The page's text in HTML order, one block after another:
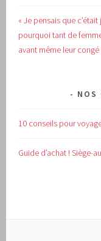
« Je pensais que
pourquoi tant de
avant même leur
NOS
10 conseils pour
Guide d’achat !Siège-